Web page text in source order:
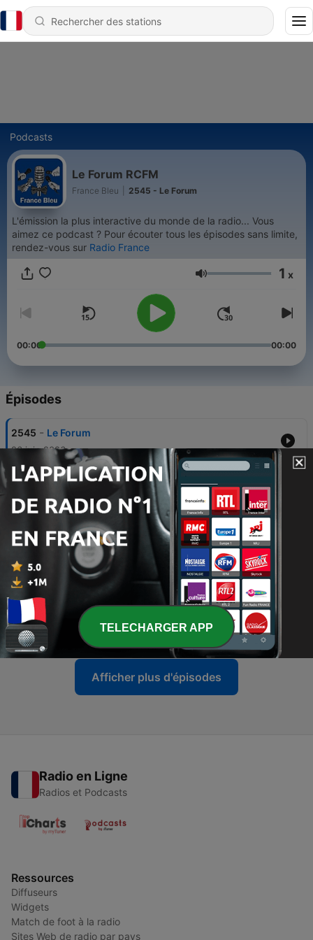
Podcasts
Le Forum RCFM
France Bleu 2545 - Le Forum
L'émission la plus interactive du monde de la radio... Vous
aimez ce podcast ? Pour écouter tous les épisodes sans limite,
rendez-vous sur Radio France
Volume 1 x
00:00 00:00
Épisodes
2545 - Le Forum
26 juin 2026
2544 - Le Forum
Le Forum
24 juin 2026
2542 - Le Forum
23 juin 2026
2541 Le Forum
22 juin 2026
Afficher plus d'épisodes
Radio en Ligne
Radios et Podcasts
Ressources
Diffuseurs
Widgets
Match de foot à la radio
Sites Web de radio par pays
TELECHARGER APP